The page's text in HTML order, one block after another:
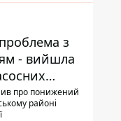
з
- вийшла
про понижений
районі